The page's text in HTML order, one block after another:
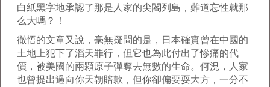
白紙黑字地承認了那是人家的尖閣列島，難道忘性就那
么大嗎？！
徹悟的文章又說，毫無疑問的是，日本確實曾在中國的
土地上犯下了滔天罪行，但它也為此付出了慘痛的代
價，被美國的兩顆原子彈奪去無數的生命。何況，人家
也曾提出過向你天朝賠款，但你卻偏要耍大方，一分不